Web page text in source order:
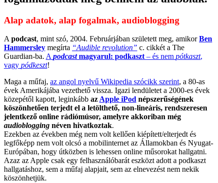
Alap adatok, alap fogalmak, audioblogging
A podcast, mint szó, 2004. Februárjában született meg, amikorBen
Hammersley megírta “Audible revolution” c. cikkét a The
Guardian-ba. A podcastmagyarul: podkaszt – és nem pótkaszt,
vagy pódkeszt!
Maga a műfaj, az angol nyelvű Wikipedia szócikk szerint, a 80-as
évek Amerikájába vezethető vissza. Igazi lendületet a 2000-es évek
közepétől kapott, leginkább az Apple iPod népszerűségének
köszönhetően terjedt el a letölthető, non-lineáris, rendszeresen
jelentkező online rádiómúsor, amelyre akkoriban még
audioblogging néven hivatkoztak.
Ezekben az években még nem volt kellően kiépített/elterjedt és
legfőképp nem volt olcsó a mobilinternet az Államokban és Nyugat-
Európában, hogy útközben is lehessen online műsorokat hallgatni.
Azaz az Apple csak egy felhasználóbarát eszközt adott a podkaszt
hallgatáshoz, sem a műfaj alapjait, sem az elnevezést nem nekik
köszönhetjük.